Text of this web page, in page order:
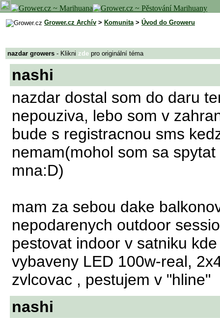
Grower.cz Archív > Komunita> Úvod do Groweru
nazdar growers - Klikni zde pro originální téma
nashi
nazdar dostal som do daru
nepouziva, lebo som v
bude s registracnou sms
nemam(mohol som sa
mna:D)
mam za sebou dake
nepodarenych outdoor
pestovat indoor v satniku
vybaveny LED 100w-real,
zvlcovac , pestujem v "hline"
nashi